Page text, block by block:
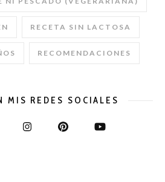
RECETA SIN LACTOSA
RECOMENDACIONES
MIS REDES SOCIALES